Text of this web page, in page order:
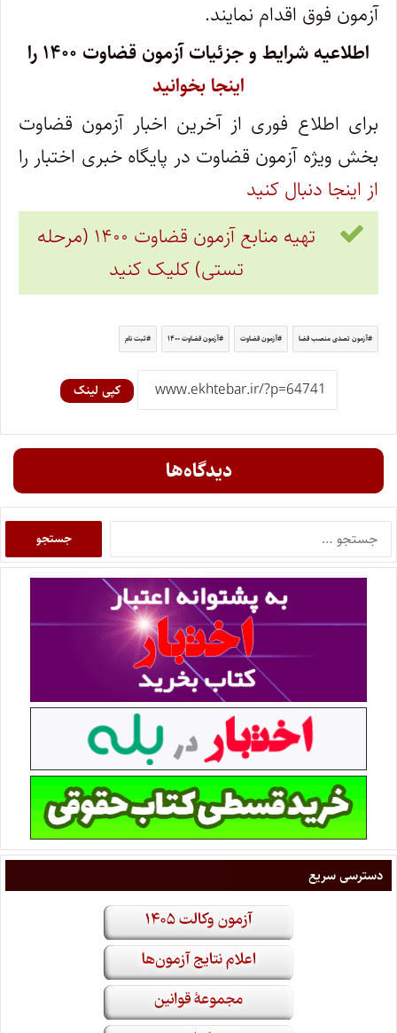
آزمون فوق اقدام نمایند.
اطلاعیه شرایط و جزئیات آزمون قضاوت ۱۴۰۰ را
اینجا بخوانید
برای اطلاع فوری از آخرین اخبار آزمون قضاوت
بخش ویژه آزمون قضاوت در پایگاه خبری اختبار را
از اینجا دنبال کنید
تهیه منابع آزمون قضاوت ۱۴۰۰ (مرحله
تستی) کلیک کنید
آزمون تصدی منصب قضا آزمون قضاوت آزمون قضاوت ۱۴۰۰ ثبت نام
کپی لینک
دیدگاه‌ها
دسترسی سریع